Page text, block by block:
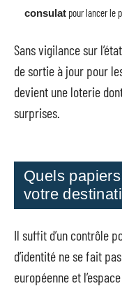
consulat pour lancer le
Sans vigilance sur
de sortie à jour pour
devient une loterie
surprises.
Quels
votre
Il suffit d’un contrôle
d’identité ne se fait
européenne et